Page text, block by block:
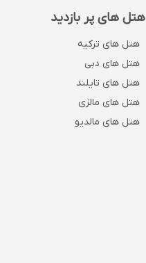
هتل های پر بازدید
هتل های ترکیه
هتل های دبی
هتل های تایلند
هتل های مالزی
هتل های مالدیو